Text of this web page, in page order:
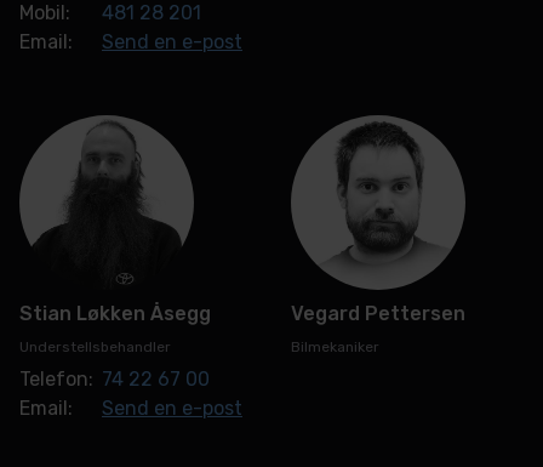
Mobil:
481 28 201
Email:
Send en e-post
Stian Løkken Åsegg
Understellsbehandler
Telefon: 74 22 67 00
Email:
Send en e-post
Vegard Pettersen
Bilmekaniker